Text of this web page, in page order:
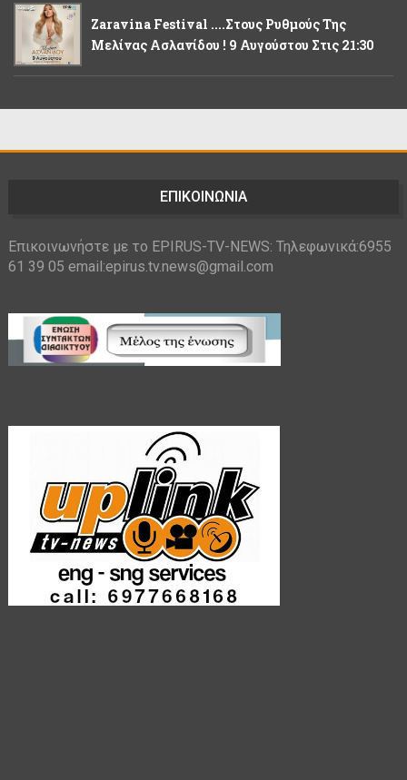
Zaravina Festival ....στους Ρυθμούς Της
Μελίνας Ασλανίδου ! 9 Αυγούστου Στις 21:30
ΕΠΙΚΟΙΝΩΝΙΑ
Επικοινωνήστε με το EPIRUS-TV-NEWS: Τηλεφωνικά:6955
61 39 05 email:epirus.tv.news@gmail.com